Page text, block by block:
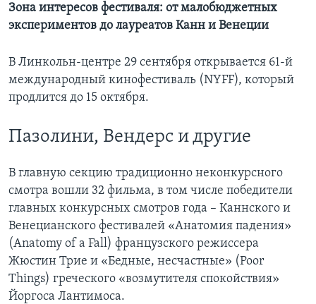
Зона интересов фестиваля: от малобюджетных
экспериментов до лауреатов Канн и Венеции
В Линкольн-центре 29 сентября открывается 61-й
международный кинофестиваль (NYFF), который
продлится до 15 октября.
Пазолини, Вендерс и другие
В главную секцию традиционно неконкурсного
смотра вошли 32 фильма, в том числе победители
главных конкурсных смотров года – Каннского и
Венецианского фестивалей «Анатомия падения»
(Anatomy of a Fall) французского режиссера
Жюстин Трие и «Бедные, несчастные» (Poor
Things) греческого «возмутителя спокойствия»
Йоргоса Лантимоса.